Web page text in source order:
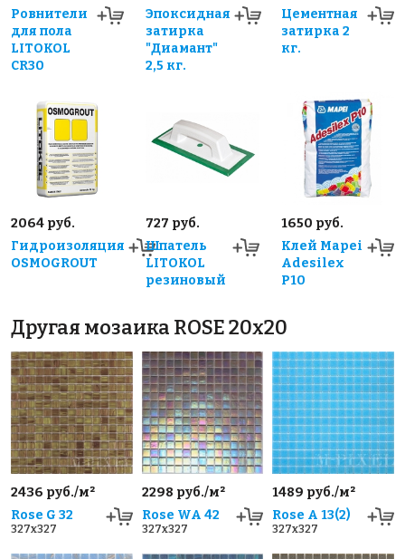
Ровнители
для пола
LITOKOL
CR30
Эпоксидная
затирка
"Диамант"
2,5 кг.
Цементная
затирка 2
кг.
2064 руб.
Гидроизоляция
OSMOGROUT
727 руб.
Шпатель
LITOKOL
резиновый
1650 руб.
Клей Mapei
Adesilex
P10
Другая мозаика ROSE 20x20
2436 руб./м²
Rose G 32
327x327
2298 руб./м²
Rose WA 42
327x327
1489 руб./м²
Rose A 13(2)
327x327